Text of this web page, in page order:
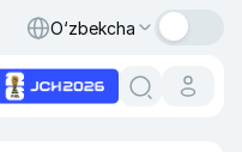
O‘zbekcha